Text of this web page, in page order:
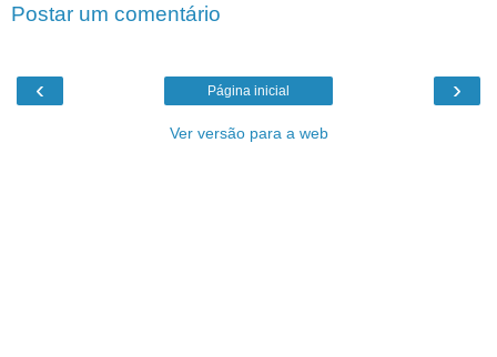
Postar um comentário
‹ ›
Página inicial
Ver versão para a web